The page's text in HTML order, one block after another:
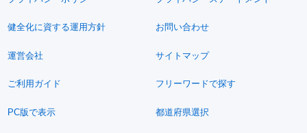
健全化に資する運用方針 お問い合わせ
運営会社 サイトマップ
ご利用ガイド フリーワードで探す
PC版で表示 都道府県選択